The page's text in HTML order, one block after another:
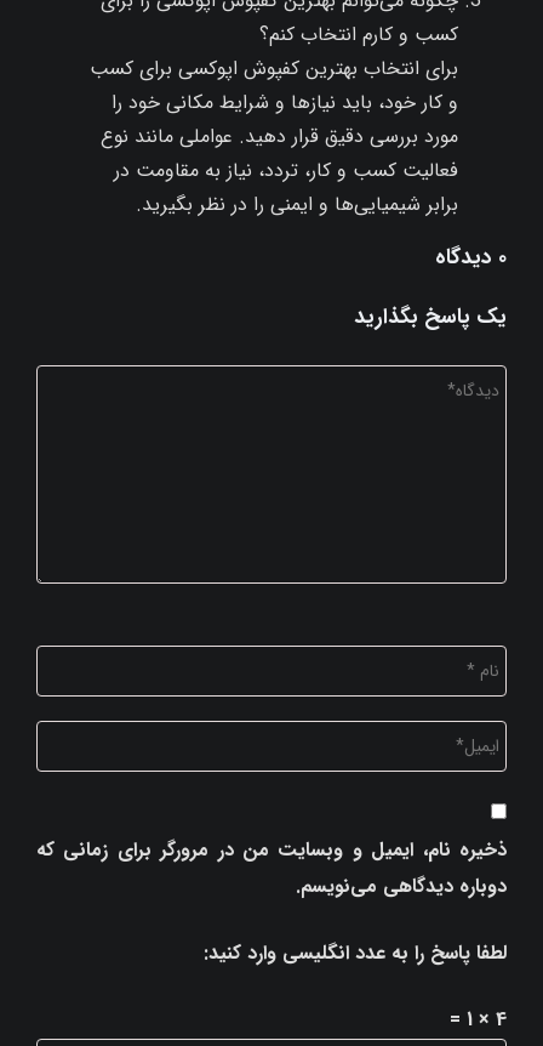
کسب و کارم انتخاب کنم؟
برای انتخاب بهترین کفپوش اپوکسی برای کسب
و کار خود، باید نیازها و شرایط مکانی خود را
مورد بررسی دقیق قرار دهید. عواملی مانند نوع
فعالیت کسب و کار، تردد، نیاز به مقاومت در
برابر شیمیایی‌ها و ایمنی را در نظر بگیرید.
۰ دیدگاه
یک پاسخ بگذارید
ذخیره نام، ایمیل و وبسایت من در مرورگر برای زمانی که
دوباره دیدگاهی می‌نویسم.
لطفا پاسخ را به عدد انگلیسی وارد کنید:
4 × 1 =